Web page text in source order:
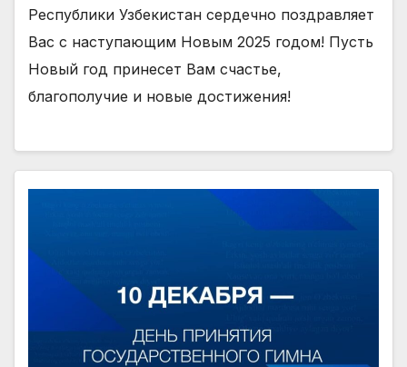
Республики Узбекистан сердечно поздравляет
Вас с наступающим Новым 2025 годом! Пусть
Новый год принесет Вам счастье,
благополучие и новые достижения!